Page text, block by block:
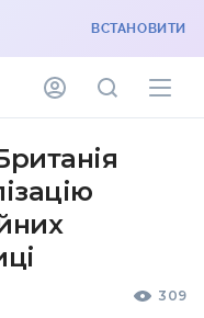
ВСТАНОВИТИ
309